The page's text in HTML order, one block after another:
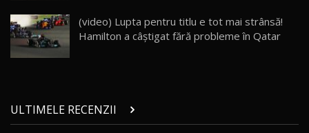
26
AutoBlog.MD
10:57
28
Noul Geely Monjaro 2025! Mai ieftin și mai
dotat / Test Drive AutoBlog.MD
(video) Lupta pentru titlu e tot mai strânsă!
Hamilton a câștigat fără probleme în Qatar
ULTIMELE RECENZII